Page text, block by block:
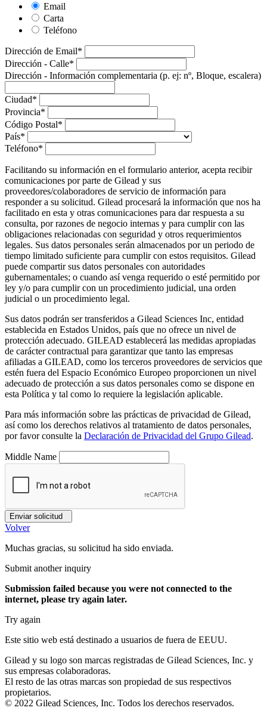
Email
Carta
Teléfono
Dirección de Email*
Dirección - Calle*
Dirección - Información complementaria (p. ej: nº, Bloque, escalera)
Ciudad*
Provincia*
Código Postal*
País*
Teléfono*
Facilitando su información en el formulario anterior, acepta recibir
comunicaciones por parte de Gilead y sus
proveedores/colaboradores de servicio de información para
responder a su solicitud. Gilead procesará la información que nos ha
facilitado en esta y otras comunicaciones para dar respuesta a su
consulta, por razones de negocio internas y para cumplir con las
obligaciones relacionadas con seguridad y otros requerimientos
legales. Sus datos personales serán almacenados por un periodo de
tiempo limitado suficiente para cumplir con estos requisitos. Gilead
puede compartir sus datos personales con autoridades
gubernamentales; o cuando así venga requerido o esté permitido por
ley y/o para cumplir con un procedimiento judicial, una orden
judicial o un procedimiento legal.
Sus datos podrán ser transferidos a Gilead Sciences Inc, entidad
establecida en Estados Unidos, país que no ofrece un nivel de
protección adecuado. GILEAD establecerá las medidas apropiadas
de carácter contractual para garantizar que tanto las empresas
afiliadas a GILEAD, como los terceros proveedores de servicios que
estén fuera del Espacio Económico Europeo proporcionen un nivel
adecuado de protección a sus datos personales como se dispone en
esta Política y tal como lo requiere la legislación aplicable.
Para más información sobre las prácticas de privacidad de Gilead,
así como los derechos relativos al tratamiento de datos personales,
por favor consulte la Declaración de Privacidad del Grupo Gilead.
Middle Name
Enviar solicitud
Volver
Muchas gracias, su solicitud ha sido enviada.
Submit another inquiry
Submission failed because you were not connected to the
internet, please try again later.
Try again
Este sitio web está destinado a usuarios de fuera de EEUU.
Gilead y su logo son marcas registradas de Gilead Sciences, Inc. y
sus empresas colaboradoras.
El resto de las otras marcas son propiedad de sus respectivos
propietarios.
© 2022 Gilead Sciences, Inc. Todos los derechos reservados.